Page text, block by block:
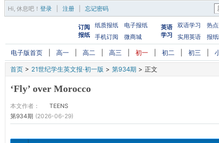
Hi, 休息吧 ！ 登录 注册 忘记密码
订阅
报纸
纸质报纸
电子报纸
手机订阅
微商城
英语
学习
双语学习
热
实用英语
报
电子版首页 高一 高二 高三 初一 初二 初三
首页 > 21世纪学生英文报·初一版 > 第934期 > 正文
‘Fly’ over Morocco
本文作者：
TEENS
第934期 (2026-06-29)